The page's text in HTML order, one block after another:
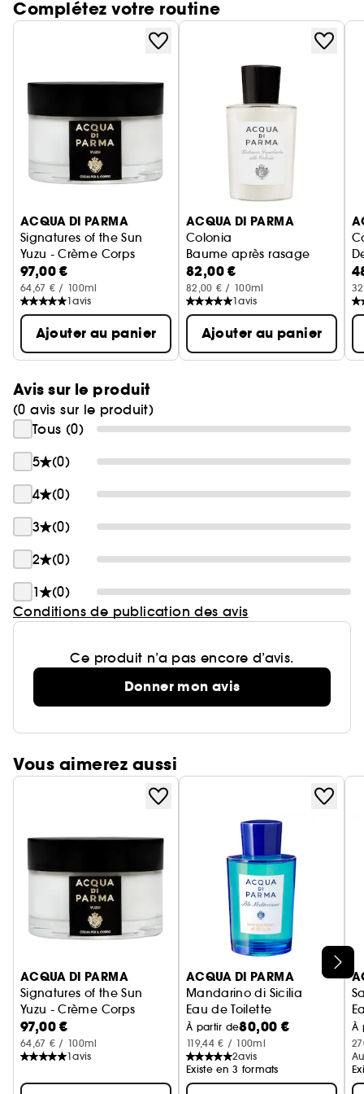
produit de la gamme de soins pour le bain et le
corps Signatures of the Sun introduit les notes de
votre rituel soins pour une expérience luxueuse et
délicieuse.
Complétez votre routine
Ignorer le carrousel produits
ACQUA DI PARMA
Signatures of the Sun
Yuzu - Crème Corps
97,00 €
64,67 € / 100ml
1avis
Ajouter au panier
ACQUA DI PARMA
Colonia
Baume après rasage
82,00 €
82,00 € / 100ml
1avis
Ajouter au panier
Avis sur le produit
(0 avis sur le produit)
Tous (0)
5
(0)
4
(0)
3
(0)
2
(0)
1
(0)
Conditions de publication des avis
Ce produit n’a pas encore d’avis.
Donner mon avis
Vous aimerez aussi
ACQUA DI PARMA
Signatures of the Sun
Yuzu - Crème Corps
97,00 €
64,67 € / 100ml
1avis
ACQUA DI PARMA
Mandarino di Sicilia
Eau de Toilette
À partir de80,00 €
119,44 € / 100ml
2avis
Existe en 3 formats
À